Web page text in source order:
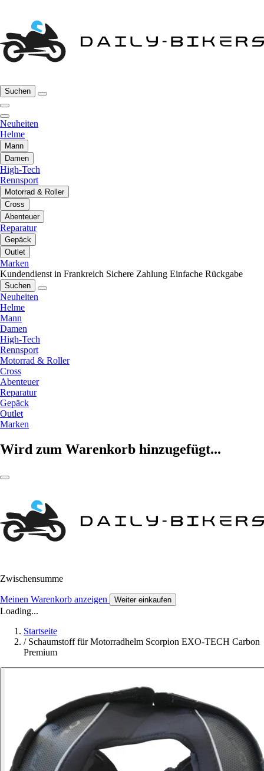
Suchen
Neuheiten
Helme
Mann
Damen
High-Tech
Rennsport
Motorrad & Roller
Cross
Abenteuer
Reparatur
Gepäck
Outlet
Marken
Kundendienst in Frankreich Sichere Zahlung Einfache Rückgabe
Suchen
Neuheiten
Helme
Mann
Damen
High-Tech
Rennsport
Motorrad & Roller
Cross
Abenteuer
Reparatur
Gepäck
Outlet
Marken
Wird zum Warenkorb hinzugefügt...
Zwischensumme
Meinen Warenkorb anzeigen Weiter einkaufen
Loading...
Startseite
/ Schaumstoff für Motorradhelm Scorpion EXO-TECH Carbon
Premium